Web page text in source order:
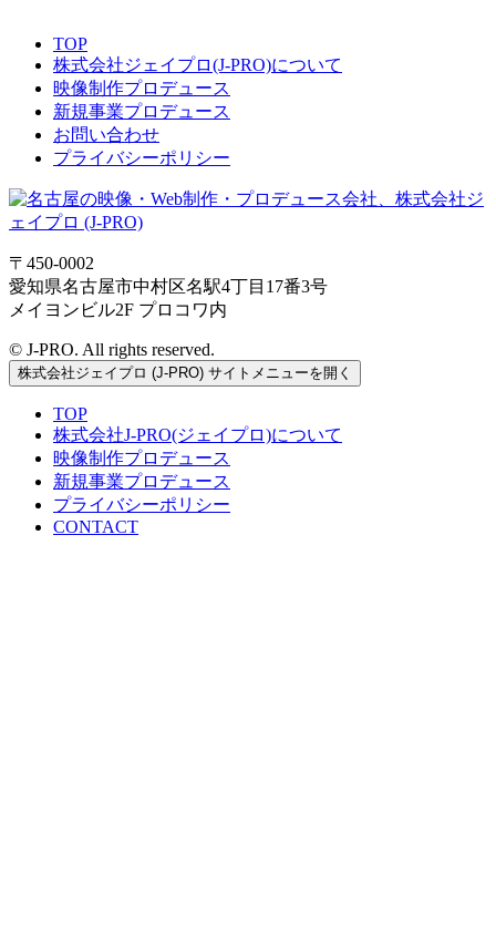
TOP
株式会社ジェイプロ(J-PRO)について
映像制作プロデュース
新規事業プロデュース
お問い合わせ
プライバシーポリシー
〒450-0002
愛知県名古屋市中村区名駅4丁目17番3号
メイヨンビル2F プロコワ内
© J-PRO. All rights reserved.
株式会社ジェイプロ (J-PRO) サイトメニューを開く
TOP
株式会社J-PRO(ジェイプロ)について
映像制作プロデュース
新規事業プロデュース
プライバシーポリシー
CONTACT